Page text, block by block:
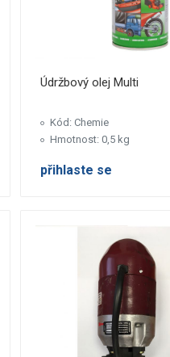
Údržbový olej Multi
Kód: Chemie
Hmotnost: 0,5 kg
přihlaste se